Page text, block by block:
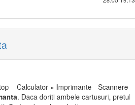
– Calculator » Imprimante - Scannere -
. Daca doriti ambele cartusuri, pretul